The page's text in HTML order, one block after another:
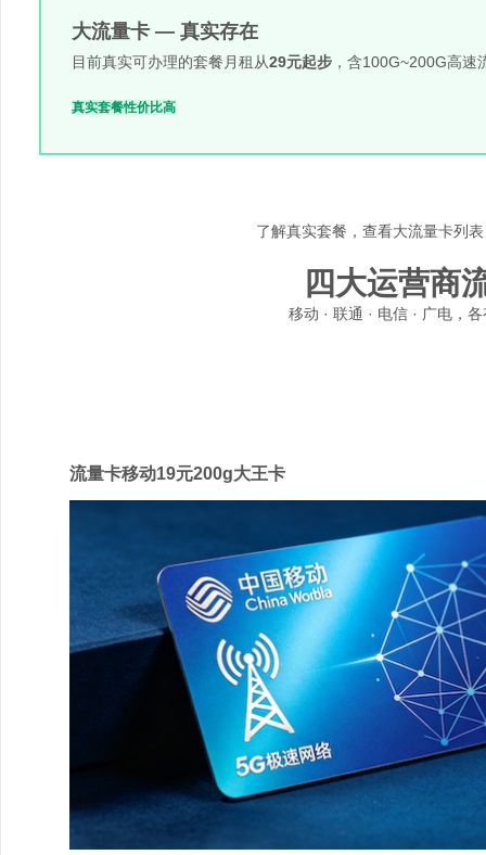
大流量卡 — 真实存在
目前真实可办理的套餐月租从29元起步 ，含100G~200G高
真实套餐性价比高
了解真实套餐，查看大流量卡列表
四大运营商
移动 · 联通 · 电信 · 广电，
流量卡移动19元200g大王卡